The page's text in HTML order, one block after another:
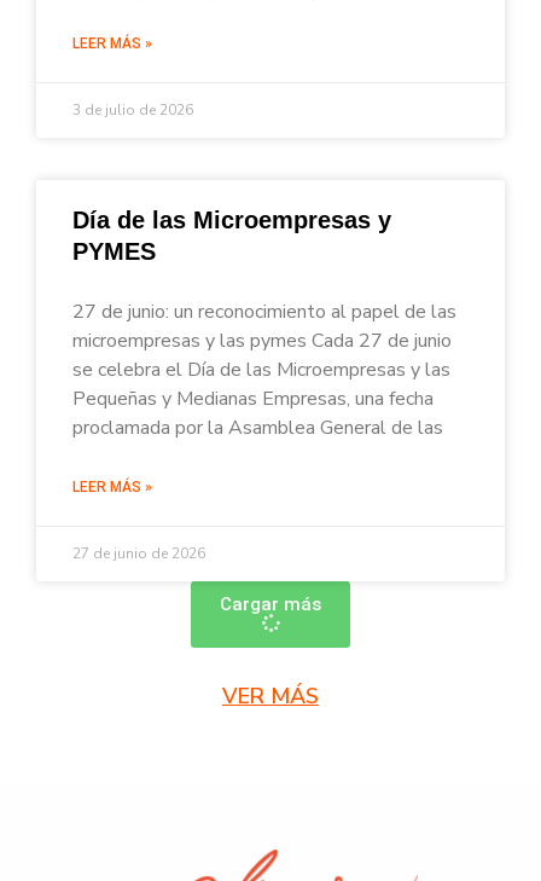
LEER MÁS »
3 de julio de 2026
Día de las Microempresas y
PYMES
27 de junio: un reconocimiento al papel de las
microempresas y las pymes Cada 27 de junio
se celebra el Día de las Microempresas y las
Pequeñas y Medianas Empresas, una fecha
proclamada por la Asamblea General de las
LEER MÁS »
27 de junio de 2026
Cargar más
VER MÁS